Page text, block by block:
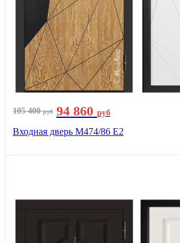
105 400руб 94 860 руб
Входная дверь М474/86 Е2